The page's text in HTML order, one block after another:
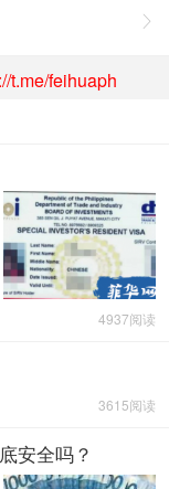

t.me/feihuaph
4937阅读
3615阅读
安全吗？